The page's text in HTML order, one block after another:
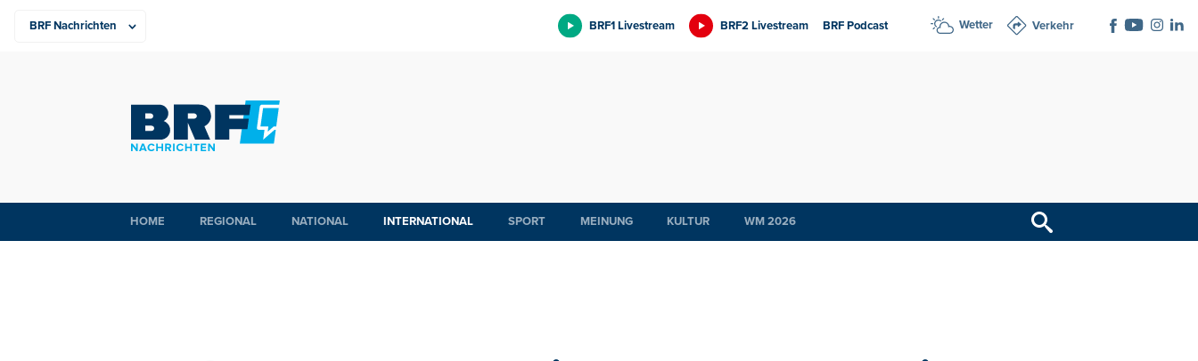
BRF1 Livestream BRF2 Livestream BRF Podcast Wetter Verkehr
HOME REGIONAL NATIONAL INTERNATIONAL SPORT MEINUNG KULTUR WM 2026